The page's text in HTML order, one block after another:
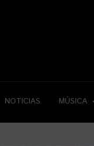
NOTICIAS MÚSICA